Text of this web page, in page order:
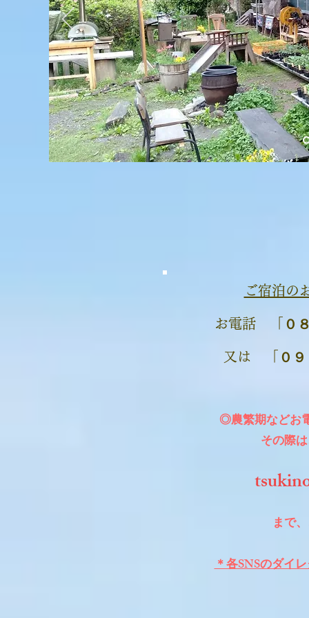
ご宿泊の
お電話 「 ０
​又は 「 ０
◎農繁期などお
その際
まで
＊各SNSのダイ